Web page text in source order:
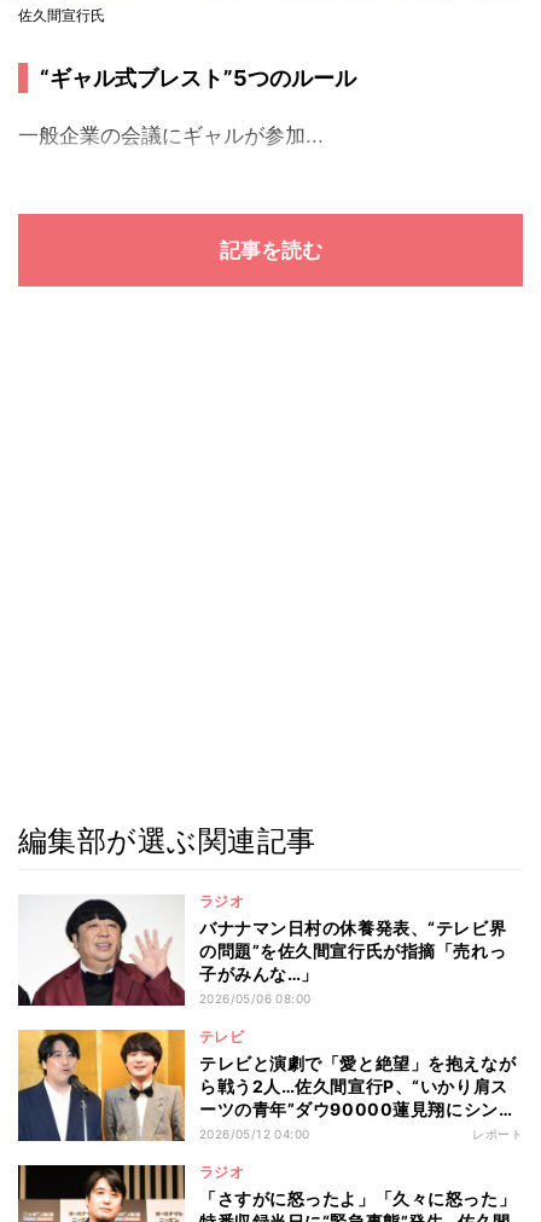
佐久間宣行氏
“ギャル式ブレスト”5つのルール
一般企業の会議にギャルが参加...
記事を読む
編集部が選ぶ関連記事
ラジオ
バナナマン日村の休養発表、“テレビ界
の問題”を佐久間宣行氏が指摘「売れっ
子がみんな…」
2026/05/06 08:00
テレビ
テレビと演劇で「愛と絶望」を抱えなが
ら戦う2人…佐久間宣行P、“いかり肩ス
ーツの青年”ダウ90000蓮見翔にシンパ
シーとエール
2026/05/12 04:00 レポート
ラジオ
「さすがに怒ったよ」「久々に怒った」